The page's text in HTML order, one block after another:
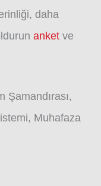
daha
anket ve
Şamandırası,
Muhafaza